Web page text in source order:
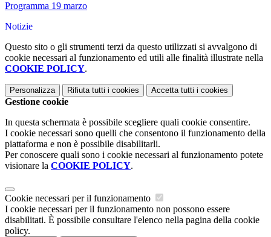
Programma 19 marzo
Notizie
Questo sito o gli strumenti terzi da questo utilizzati si avvalgono di
cookie necessari al funzionamento ed utili alle finalità illustrate nella
COOKIE POLICY.
Personalizza Rifiuta tutti i cookies Accetta tutti i cookies
Gestione cookie
In questa schermata è possibile scegliere quali cookie consentire.
I cookie necessari sono quelli che consentono il funzionamento della
piattaforma e non è possibile disabilitarli.
Per conoscere quali sono i cookie necessari al funzionamento potete
visionare la COOKIE POLICY.
Cookie necessari per il funzionamento
I cookie necessari per il funzionamento non possono essere
disabilitati. È possibile consultare l'elenco nella pagina della cookie
policy.